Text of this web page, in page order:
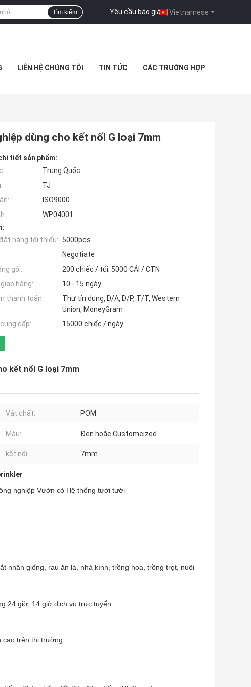
Vietnamese
Yêu cầu báo giá |
Tìm kiếm
LIÊN HỆ CHÚNG TÔI TIN TỨC CÁC TRƯỜNG HỢP
dùng cho kết nối G loại 7mm
tiết sản phẩm:
Trung Quốc
TJ
ISO9000
WP04001
hàng tối thiểu:
5000pcs
Negotiate
gói:
200 chiếc / túi; 5000 CÁI / CTN
hàng:
10 - 15 ngày
thanh toán:
Thư tín dụng, D/A, D/P, T/T, Western
Union, MoneyGram
cấp:
15000 chiếc / ngày
kết nối G loại 7mm
Vật chất: POM
Màu: Đen hoặc Customeized
kết nối: 7mm
nghiệp Vườn cỏ Hệ thống tưới tưới
nhân giống, rau ăn lá, nhà kính, trồng hoa, trồng trọt, nuôi
24 giờ, 14 giờ dịch vụ trực tuyến.
cao trên thị trường.